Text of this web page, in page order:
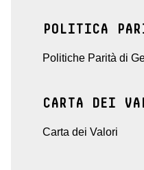
POLITICA
Politiche Parità di
CARTA DEI
Carta dei Valori